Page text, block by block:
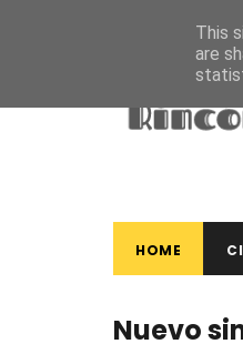
HOME
Nuevo
This
are